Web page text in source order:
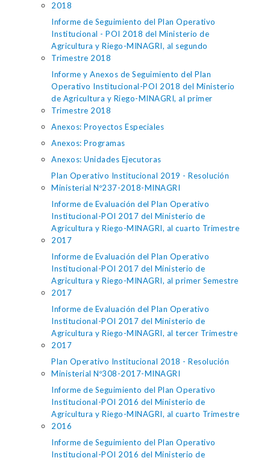
2018
Informe de Seguimiento del Plan Operativo
Institucional - POI 2018 del Ministerio de
Agricultura y Riego-MINAGRI, al segundo
Trimestre 2018
Informe y Anexos de Seguimiento del Plan
Operativo Institucional-POI 2018 del Ministerio
de Agricultura y Riego-MINAGRI, al primer
Trimestre 2018
Anexos: Proyectos Especiales
Anexos: Programas
Anexos: Unidades Ejecutoras
Plan Operativo Institucional 2019 - Resolución
Ministerial Nº237-2018-MINAGRI
Informe de Evaluación del Plan Operativo
Institucional-POI 2017 del Ministerio de
Agricultura y Riego-MINAGRI, al cuarto Trimestre
2017
Informe de Evaluación del Plan Operativo
Institucional-POI 2017 del Ministerio de
Agricultura y Riego-MINAGRI, al primer Semestre
2017
Informe de Evaluación del Plan Operativo
Institucional-POI 2017 del Ministerio de
Agricultura y Riego-MINAGRI, al tercer Trimestre
2017
Plan Operativo Institucional 2018 - Resolución
Ministerial Nº308-2017-MINAGRI
Informe de Seguimiento del Plan Operativo
Institucional-POI 2016 del Ministerio de
Agricultura y Riego-MINAGRI, al cuarto Trimestre
2016
Informe de Seguimiento del Plan Operativo
Institucional-POI 2016 del Ministerio de